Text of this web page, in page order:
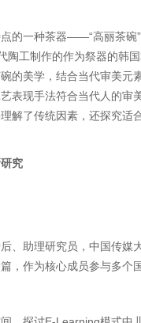
的一种茶器——“高丽茶碗
工制作的作为祭器的韩
的美学，结合当代审美元
表现手法符合当代人的
解了传统因素，还探究
究
、助理研究员，中国传
，作为核心成员参与多个